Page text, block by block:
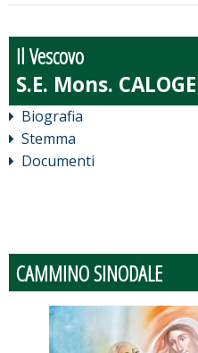
Il Vescovo
Biografia
Stemma
Documenti
CAMMINO SINODALE